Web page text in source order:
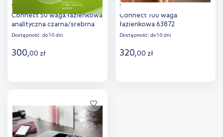
Soehnle Shape Sense
Connect 50 waga łazienkowa
analityczna czarna/srebrna
63879
Dostępność: do 10 dni
300,00 zł
porównania
Soehnle Shape Sense
Connect 100 waga
łazienkowa 63872
Dostępność: do 10 dni
320,00 zł